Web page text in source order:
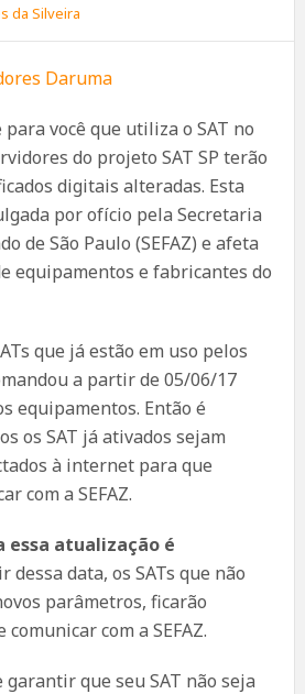
da Silveira
Daruma
você que utiliza o SAT no
do projeto SAT SP terão
digitais alteradas. Esta
por ofício pela Secretaria
de São Paulo (SEFAZ) e afeta
equipamentos e fabricantes do
que já estão em uso pelos
a partir de 05/06/17
equipamentos. Então é
os SAT já ativados sejam
à internet para que
com a SEFAZ.
atualização é
dessa data, os SATs que não
parâmetros, ficarão
com a SEFAZ.
que seu SAT não seja